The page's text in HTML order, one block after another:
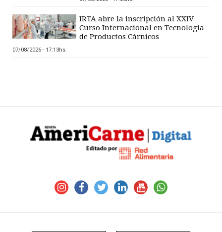
IRTA abre la inscripción al XXIV
Curso Internacional en Tecnología
de Productos Cárnicos
07/08/2026 - 17:13hs.